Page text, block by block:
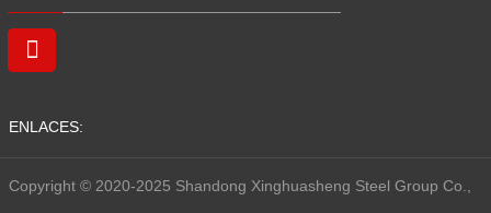
ENLACES:
Copyright © 2020-2025 Shandong Xinghuasheng Steel Group Co.,